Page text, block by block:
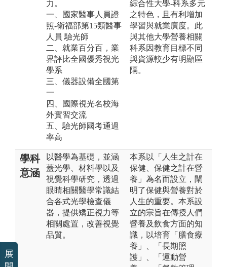
力。
一、國家醫事人員證
照-衛福部第15類醫事
人員 驗光師
二、就業百分百，業
界評比全國優秀視光
學系
三、儀器設備全國第
一
四、國際視光名校海
外實習交流
五、驗光師國考通過
率高
綜合性大學-科系多元
之特色，且有利增加
學習與就業廣度。此
與其他大學營養相關
科系因教育目標不同
與資源較少有明顯區
隔。
學科
意涵
以醫學為基礎，並涵
蓋光學、材料學以及
視覺科學研究，透過
眼睛相關醫學常識結
合各式光學檢查儀
器，提供矯正視力等
相關處置，改善視覺
品質。
本系以「人生之計在
保健、保健之計在營
養」為名而設立，闡
明了保健與營養對於
人生的重要。本系設
立的宗旨在傳授人們
營養及飲食方面的知
識，以培育「膳食療
養」、「長期照
護」、「運動營
展